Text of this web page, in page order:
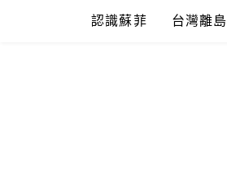
認識蘇菲 台灣離島